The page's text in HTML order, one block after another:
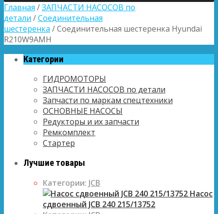
Главная /ЗАПЧАСТИ НАСОСОВ по
детали /Соединительная
шестеренка / Соединительная шестеренка Hyundai
R210W9AMH
Категории
ГИДРОМОТОРЫ
ЗАПЧАСТИ НАСОСОВ по детали
Запчасти по маркам спецтехники
ОСНОВНЫЕ НАСОСЫ
Редукторы и их запчасти
Ремкомплект
Стартер
Лучшие товары
Категории: JCB
Насос
сдвоенный JCB 240 215/13752